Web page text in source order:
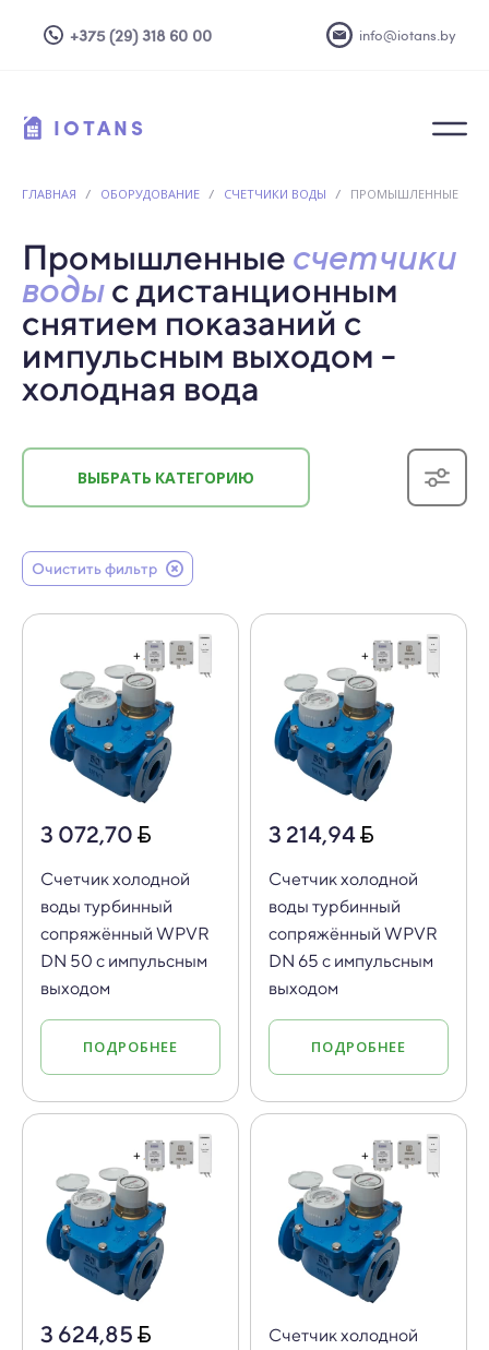
+375 (29) 318 60 00 info@iotans.by
IOTANS
ГЛАВНАЯ / ОБОРУДОВАНИЕ / СЧЕТЧИКИ ВОДЫ / ПРОМЫШЛЕННЫЕ
Промышленные счетчики
водыс дистанционным
снятием показаний с
импульсным выходом -
холодная вода
ВЫБРАТЬ КАТЕГОРИЮ
Очистить фильтр
3 072,70
Счетчик холодной
воды турбинный
сопряжённый WPVR
DN 50 с импульсным
выходом
ПОДРОБНЕЕ
3 214,94
Счетчик холодной
воды турбинный
сопряжённый WPVR
DN 65 с импульсным
выходом
ПОДРОБНЕЕ
3 624,85
Счетчик холодной